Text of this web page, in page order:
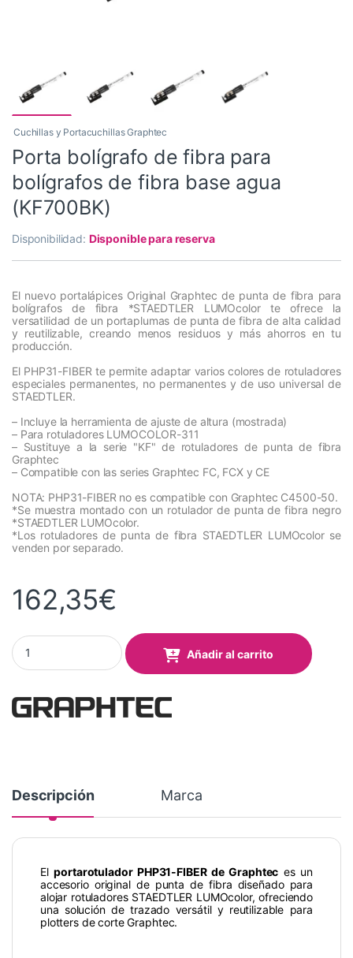
Cuchillas y Portacuchillas Graphtec
Porta bolígrafo de fibra para
bolígrafos de fibra base agua
(KF700BK)
Disponibilidad: Disponible para reserva
El nuevo portalápices Original Graphtec de punta de fibra para
bolígrafos de fibra *STAEDTLER LUMOcolor te ofrece la
versatilidad de un portaplumas de punta de fibra de alta calidad
y reutilizable, creando menos residuos y más ahorros en tu
producción.
El PHP31-FIBER te permite adaptar varios colores de rotuladores
especiales permanentes, no permanentes y de uso universal de
STAEDTLER.
– Incluye la herramienta de ajuste de altura (mostrada)
– Para rotuladores LUMOCOLOR-311
– Sustituye a la serie "KF" de rotuladores de punta de fibra
Graphtec
– Compatible con las series Graphtec FC, FCX y CE
NOTA: PHP31-FIBER no es compatible con Graphtec C4500-50.
*Se muestra montado con un rotulador de punta de fibra negro
*STAEDTLER LUMOcolor.
*Los rotuladores de punta de fibra STAEDTLER LUMOcolor se
venden por separado.
162,35€
Porta bolígrafo de fibra para bolígrafos de fibra base agua
Añadir al carrito
Descripción Marca
Elportarotulador PHP31-FIBER de Graphtec es un
accesorio original de punta de fibra diseñado para
alojar rotuladores STAEDTLER LUMOcolor, ofreciendo
una solución de trazado versátil y reutilizable para
plotters de corte Graphtec.